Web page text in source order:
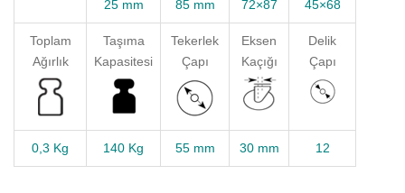
25 mm 85 mm 72×87 45×68
Toplam
Ağırlık
Taşıma
Kapasitesi
Tekerlek
Çapı
Eksen
Kaçığı
Delik
Çapı
0,3 Kg 140 Kg 55 mm 30 mm 12